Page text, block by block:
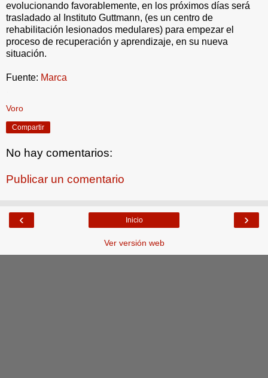
evolucionando favorablemente, en los próximos días será
trasladado al Instituto Guttmann, (es un centro de
rehabilitación lesionados medulares) para empezar el
proceso de recuperación y aprendizaje, en su nueva
situación.
Fuente: Marca
Voro
Compartir
No hay comentarios:
Publicar un comentario
‹ ›
Inicio
Ver versión web